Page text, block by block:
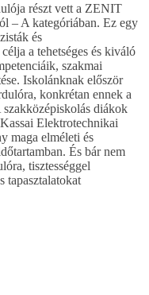
részt vett a ZENIT
– A kategóriában. Ez egy
és
a tehetséges és kiváló
szakmai
Iskolánknak először
konkrétan ennek a
diákok
Elektrotechnikai
maga elméleti és
És bár nem
tisztességgel
tapasztalatokat